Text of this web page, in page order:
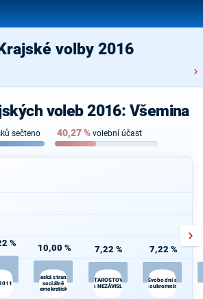
volby 2016
voleb 2016: Všemina
sečteno 40,27% volební účast
% 10,00 %
Česká strana
sociálně
demokratická
7,22 %
STAROSTOVÉ
A NEZÁVISLÍ
7,22 %
Svobodní a
Soukromníci